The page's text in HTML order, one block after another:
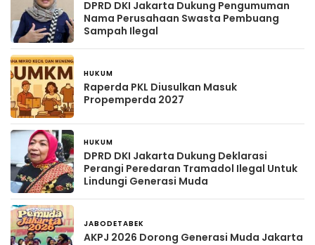
DPRD DKI Jakarta Dukung Pengumuman
Nama Perusahaan Swasta Pembuang
Sampah Ilegal
HUKUM
Raperda PKL Diusulkan Masuk
Propemperda 2027
HUKUM
DPRD DKI Jakarta Dukung Deklarasi
Perangi Peredaran Tramadol Ilegal Untuk
Lindungi Generasi Muda
JABODETABEK
AKPJ 2026 Dorong Generasi Muda Jakarta